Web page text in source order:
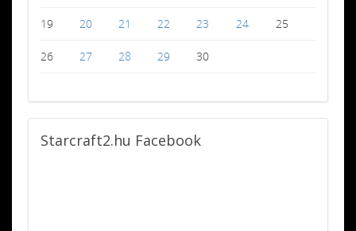
19 20 21 22 23 24 25
26 27 28 29 30
Starcraft2.hu Facebook